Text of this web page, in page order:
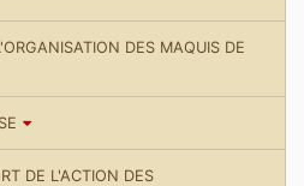
DES MAQUIS DE
DE L'ACTION DES